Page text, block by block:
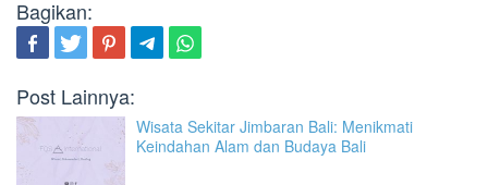
Bagikan:
Post Lainnya:
Wisata Sekitar Jimbaran Bali: Menikmati
Keindahan Alam dan Budaya Bali